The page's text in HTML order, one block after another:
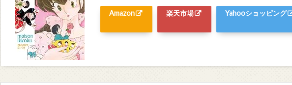
Amazon 楽天市場 Yahooショッピング